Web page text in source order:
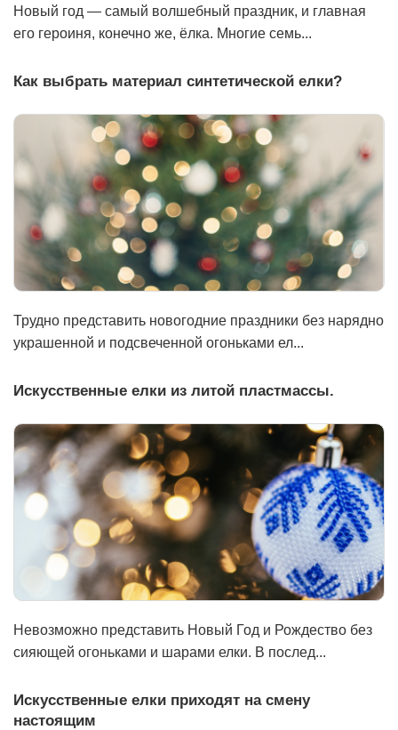
Новый год — самый волшебный праздник, и главная
его героиня, конечно же, ёлка. Многие семь...
Как выбрать материал синтетической елки?
Трудно представить новогодние праздники без нарядно
украшенной и подсвеченной огоньками ел...
Искусственные елки из литой пластмассы.
Невозможно представить Новый Год и Рождество без
сияющей огоньками и шарами елки. В послед...
Искусственные елки приходят на смену
настоящим